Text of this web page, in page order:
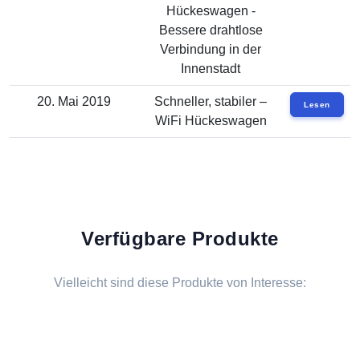
Hückeswagen -
Bessere drahtlose
Verbindung in der
Innenstadt
20. Mai 2019
Schneller, stabiler –
WiFi Hückeswagen
Lesen
Verfügbare Produkte
Vielleicht sind diese Produkte von Interesse: